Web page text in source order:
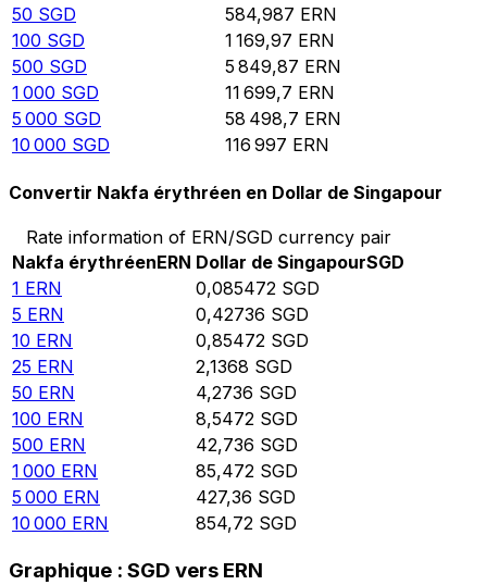
50 SGD 584,987 ERN
100 SGD 1 169,97 ERN
500 SGD 5 849,87 ERN
1 000 SGD 11 699,7 ERN
5 000 SGD 58 498,7 ERN
10 000 SGD 116 997 ERN
Convertir Nakfa érythréen en Dollar de Singapour
Rate information of ERN/SGD currency pair
Nakfa érythréenERN Dollar de SingapourSGD
1 ERN 0,085472 SGD
5 ERN 0,42736 SGD
10 ERN 0,85472 SGD
25 ERN 2,1368 SGD
50 ERN 4,2736 SGD
100 ERN 8,5472 SGD
500 ERN 42,736 SGD
1 000 ERN 85,472 SGD
5 000 ERN 427,36 SGD
10 000 ERN 854,72 SGD
Graphique : SGD vers ERN